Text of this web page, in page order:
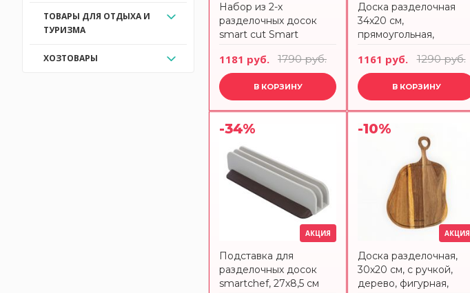
ТОВАРЫ ДЛЯ ОТДЫХА И
ТУРИЗМА
ХОЗТОВАРЫ
Набор из 2-х
разделочных досок
smart cut Smart
1181 руб. 1790 руб.
В КОРЗИНУ
Доска разделочная
34х20 см,
прямоугольная,
LAFARG
1161 руб. 1290 руб.
В КОРЗИНУ
-34%
АКЦИЯ
Подставка для
разделочных досок
smartchef, 27х8,5 см
-10%
АКЦИЯ
Доска разделочная,
30х20 см, с ручкой,
дерево, фигурная,